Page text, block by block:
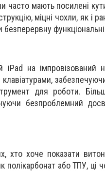
часто мають посилені
міцні чохли, як і
безперервну
на імпровізований
для роботи.
безпроблемний
хто хоче показати
полікарбонат або ТПУ, ці